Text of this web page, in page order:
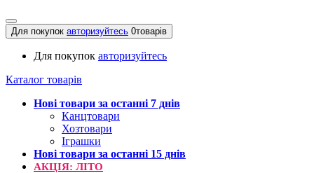
Для покупок авторизуйтесь 0товарів
Для покупок авторизуйтесь
Каталог товарів
Нові товари за останнi 7 днiв
Канцтовари
Хозтовари
Іграшки
Нові товари за останнi 15 днiв
АКЦІЯ: ЛІТО